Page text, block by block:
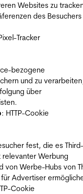
Websites zu
des Besuchers
Tracker
bezogene
und zu
über
: HTTP-Cookie
fest, die es
Werbung
von Werbe-Hubs von
Advertiser
Cookie